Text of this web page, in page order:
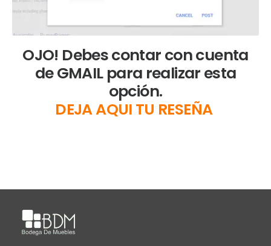
OJO! Debes contar con cuenta
de GMAIL para realizar esta
opción.
DEJA AQUI TU RESEÑA